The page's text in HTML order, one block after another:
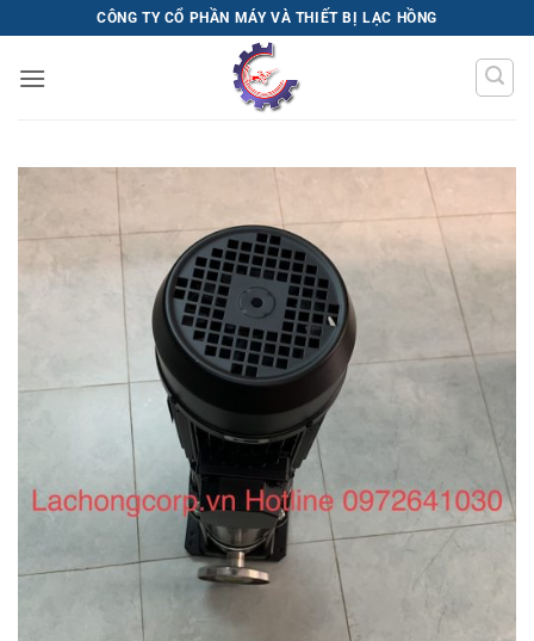
qua
nội
CÔNG TY CỔ PHẦN MÁY VÀ THIẾT BỊ LẠC HỒNG